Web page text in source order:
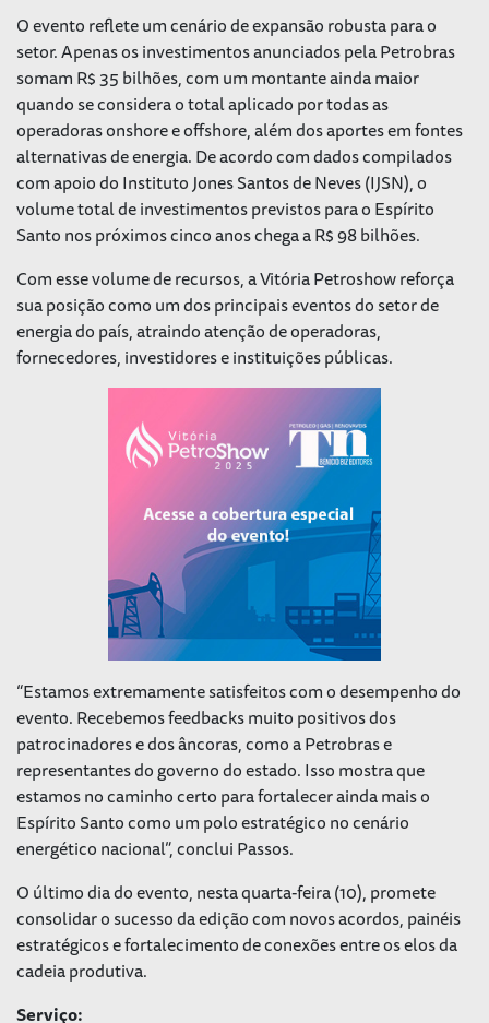
O evento reflete um cenário de expansão robusta para o
setor. Apenas os investimentos anunciados pela Petrobras
somam R$ 35 bilhões, com um montante ainda maior
quando se considera o total aplicado por todas as
operadoras onshore e offshore, além dos aportes em fontes
alternativas de energia. De acordo com dados compilados
com apoio do Instituto Jones Santos de Neves (IJSN), o
volume total de investimentos previstos para o Espírito
Santo nos próximos cinco anos chega a R$ 98 bilhões.
Com esse volume de recursos, a Vitória Petroshow reforça
sua posição como um dos principais eventos do setor de
energia do país, atraindo atenção de operadoras,
fornecedores, investidores e instituições públicas.
“Estamos extremamente satisfeitos com o desempenho do
evento. Recebemos feedbacks muito positivos dos
patrocinadores e dos âncoras, como a Petrobras e
representantes do governo do estado. Isso mostra que
estamos no caminho certo para fortalecer ainda mais o
Espírito Santo como um polo estratégico no cenário
energético nacional”, conclui Passos.
O último dia do evento, nesta quarta-feira (10), promete
consolidar o sucesso da edição com novos acordos, painéis
estratégicos e fortalecimento de conexões entre os elos da
cadeia produtiva.
Serviço: